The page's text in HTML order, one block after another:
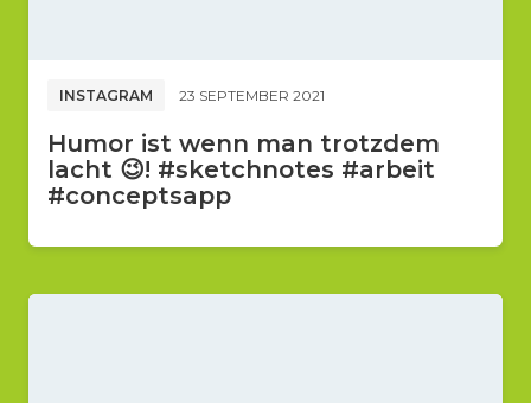
INSTAGRAM 23 SEPTEMBER 2021
Humor ist wenn man trotzdem
lacht 😉! #sketchnotes #arbeit
#conceptsapp